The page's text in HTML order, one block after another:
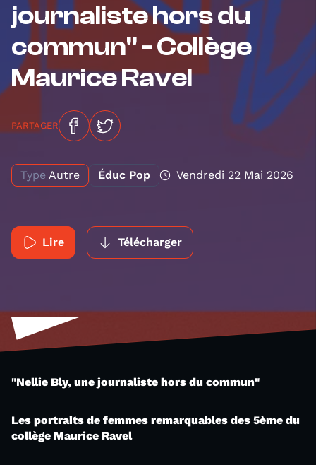
journaliste hors du
commun" - Collège
Maurice Ravel
PARTAGER
Type Autre Éduc Pop Vendredi 22 Mai 2026
Lire Télécharger
"Nellie Bly, une journaliste hors du commun"
Les portraits de femmes remarquables des 5ème du
collège Maurice Ravel